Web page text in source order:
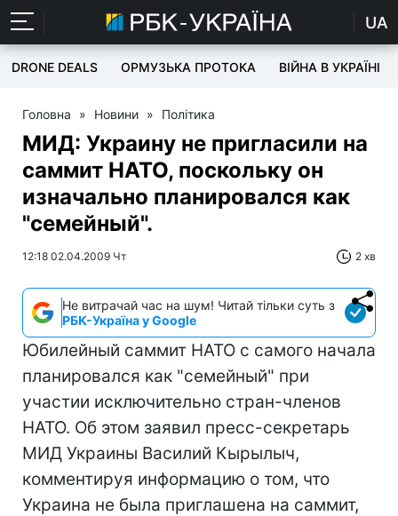
UA
DRONE DEALS ОРМУЗЬКА ПРОТОКА ВІЙНА В УКРАЇНІ
Головна » Новини » Політика
МИД: Украину не пригласили на
саммит НАТО, поскольку он
изначально планировался как
"семейный".
12:18 02.04.2009 Чт 2 хв
Не витрачай час на шум! Читай тільки суть з
РБК-Україна у Google
Юбилейный саммит НАТО с самого начала
планировался как "семейный" при
участии исключительно стран-членов
НАТО. Об этом заявил пресс-секретарь
МИД Украины Василий Кырылыч,
комментируя информацию о том, что
Украина не была приглашена на саммит,